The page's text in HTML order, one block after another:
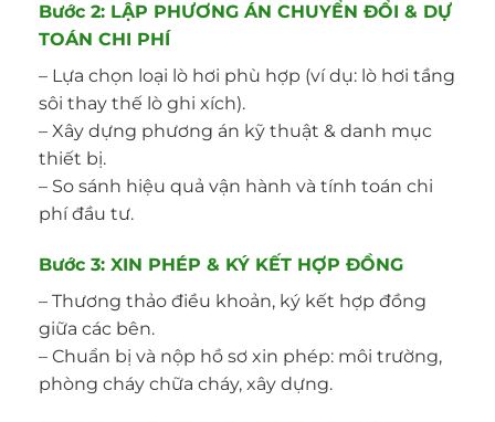
Bước 2: LẬP PHƯƠNG ÁN CHUYỂN ĐỔI & DỰ
TOÁN CHI PHÍ
– Lựa chọn loại lò hơi phù hợp (ví dụ: lò hơi tầng
sôi thay thế lò ghi xích).
– Xây dựng phương án kỹ thuật & danh mục
thiết bị.
– So sánh hiệu quả vận hành và tính toán chi
phí đầu tư.
Bước 3: XIN PHÉP & KÝ KẾT HỢP ĐỒNG
– Thương thảo điều khoản, ký kết hợp đồng
giữa các bên.
– Chuẩn bị và nộp hồ sơ xin phép: môi trường,
phòng cháy chữa cháy, xây dựng.